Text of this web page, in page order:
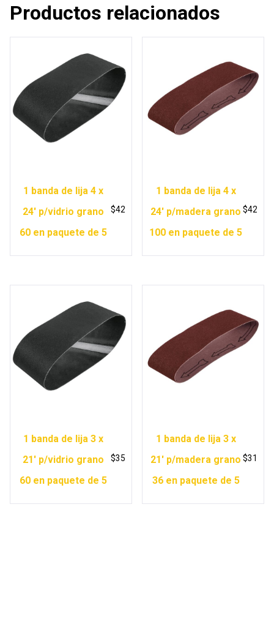
Productos relacionados
1 banda de lija 4 x
24′ p/vidrio grano
60 en paquete de 5
$42
1 banda de lija 4 x
24′ p/madera grano
100 en paquete de 5
$42
1 banda de lija 3 x
21′ p/vidrio grano
60 en paquete de 5
$35
1 banda de lija 3 x
21′ p/madera grano
36 en paquete de 5
$31